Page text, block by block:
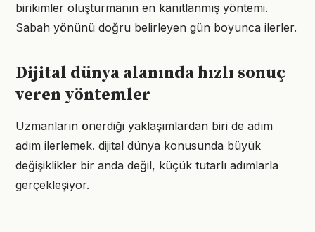
birikimler oluşturmanın en kanıtlanmış yöntemi.
Sabah yönünü doğru belirleyen gün boyunca ilerler.
Dijital dünya alanında hızlı sonuç
veren yöntemler
Uzmanların önerdiği yaklaşımlardan biri de adım
adım ilerlemek. dijital dünya konusunda büyük
değişiklikler bir anda değil, küçük tutarlı adımlarla
gerçekleşiyor.